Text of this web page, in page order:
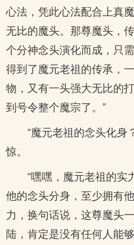
心法，凭此心法配合上真
无比的魔头。那尊魔头，
个分神念头演化而成，只
得到了魔元老祖的传承，
物，又有一头强大无比的
到号令整个魔宗了。”
“魔元老祖的念头化身
惊。
“嘿嘿，魔元老祖的实
他的念头分身，至少拥有
力，换句话说，这尊魔头
陆，肯定是没有任何人